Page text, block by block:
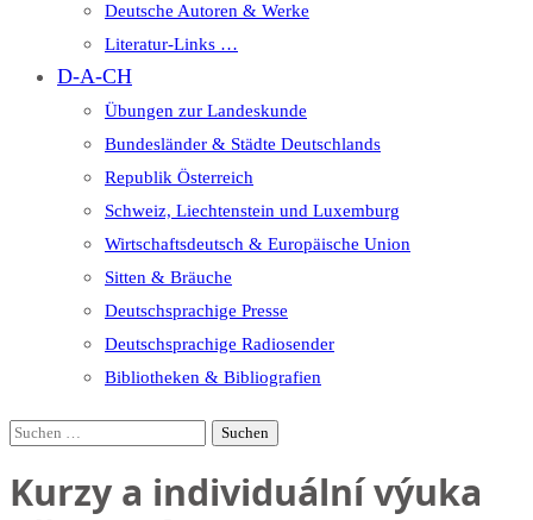
Deutsche Autoren & Werke
Literatur-Links …
D-A-CH
Übungen zur Landeskunde
Bundesländer & Städte Deutschlands
Republik Österreich
Schweiz, Liechtenstein und Luxemburg
Wirtschaftsdeutsch & Europäische Union
Sitten & Bräuche
Deutschsprachige Presse
Deutschsprachige Radiosender
Bibliotheken & Bibliografien
Suchen
Kurzy a individuální výuka